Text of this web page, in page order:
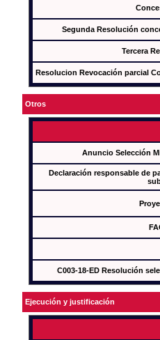
Segunda Resolución
Tercera
Resolucion Revocación parcial
Otros
Anuncio Selección
Declaración responsable de
C003-18-ED Resolución
Ejecución y justificación